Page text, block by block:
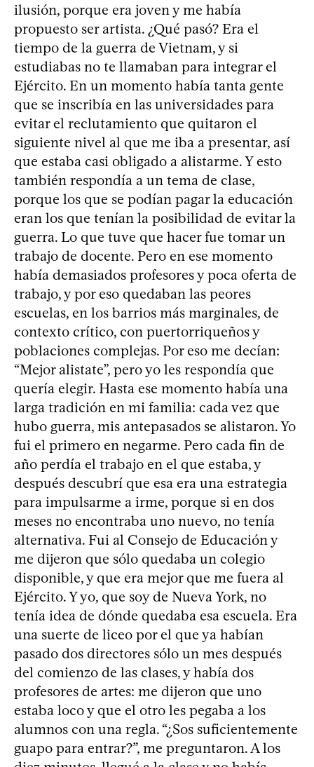
ilusión, porque era joven y me había
propuesto ser artista. ¿Qué pasó? Era el
tiempo de la guerra de Vietnam, y si
estudiabas no te llamaban para integrar el
Ejército. En un momento había tanta gente
que se inscribía en las universidades para
evitar el reclutamiento que quitaron el
siguiente nivel al que me iba a presentar, así
que estaba casi obligado a alistarme. Y esto
también respondía a un tema de clase,
porque los que se podían pagar la educación
eran los que tenían la posibilidad de evitar la
guerra. Lo que tuve que hacer fue tomar un
trabajo de docente. Pero en ese momento
había demasiados profesores y poca oferta de
trabajo, y por eso quedaban las peores
escuelas, en los barrios más marginales, de
contexto crítico, con puertorriqueños y
poblaciones complejas. Por eso me decían:
“Mejor alistate”, pero yo les respondía que
quería elegir. Hasta ese momento había una
larga tradición en mi familia: cada vez que
hubo guerra, mis antepasados se alistaron. Yo
fui el primero en negarme. Pero cada fin de
año perdía el trabajo en el que estaba, y
después descubrí que esa era una estrategia
para impulsarme a irme, porque si en dos
meses no encontraba uno nuevo, no tenía
alternativa. Fui al Consejo de Educación y
me dijeron que sólo quedaba un colegio
disponible, y que era mejor que me fuera al
Ejército. Y yo, que soy de Nueva York, no
tenía idea de dónde quedaba esa escuela. Era
una suerte de liceo por el que ya habían
pasado dos directores sólo un mes después
del comienzo de las clases, y había dos
profesores de artes: me dijeron que uno
estaba loco y que el otro les pegaba a los
alumnos con una regla. “¿Sos suficientemente
guapo para entrar?”, me preguntaron. A los